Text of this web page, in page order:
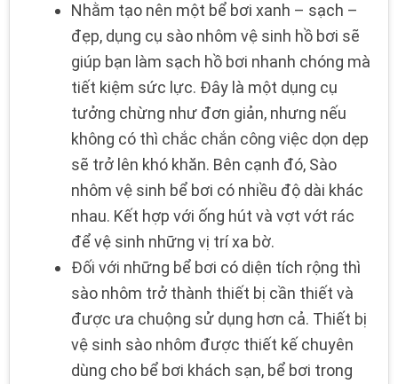
Nhằm tạo nên một bể bơi xanh – sạch –
đẹp, dụng cụ sào nhôm vệ sinh hồ bơi sẽ
giúp bạn làm sạch hồ bơi nhanh chóng mà
tiết kiệm sức lực. Đây là một dụng cụ
tưởng chừng như đơn giản, nhưng nếu
không có thì chắc chắn công việc dọn dẹp
sẽ trở lên khó khăn. Bên cạnh đó, Sào
nhôm vệ sinh bể bơi có nhiều độ dài khác
nhau. Kết hợp với ống hút và vợt vớt rác
để vệ sinh những vị trí xa bờ.
Đối với những bể bơi có diện tích rộng thì
sào nhôm trở thành thiết bị cần thiết và
được ưa chuộng sử dụng hơn cả. Thiết bị
vệ sinh sào nhôm được thiết kế chuyên
dùng cho bể bơi khách sạn, bể bơi trong